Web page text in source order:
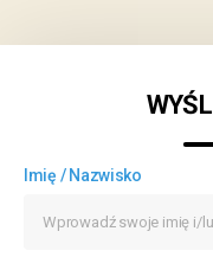
Imię / Nazwisko